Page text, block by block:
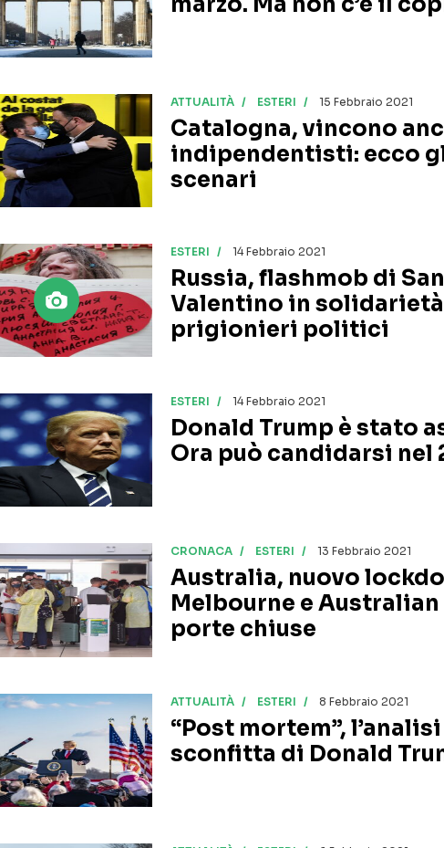
ATTUALITÀ ESTERI 15 Febbraio 2021
Catalogna, vincono
indipendentisti: ecco
scenari
ESTERI 14 Febbraio 2021
Russia, flashmob di San
Valentino in
prigionieri politici
ESTERI 14 Febbraio 2021
Donald Trump è stato
Ora può candidarsi nel
CRONACA ESTERI 13 Febbraio 2021
Australia, nuovo
Melbourne e Australian
porte chiuse
ATTUALITÀ ESTERI 8 Febbraio 2021
“Post mortem”,
sconfitta di Donald